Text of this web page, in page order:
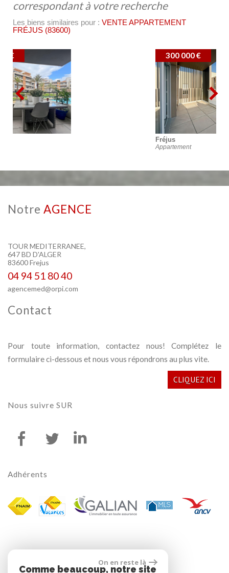
correspondant à votre recherche
Les biens similaires pour : VENTE APPARTEMENT
FRÉJUS (83600)
notre AGENCE
TOUR MEDITERRANEE,
647 BD D'ALGER
83600 Frejus
04 94 51 80 40
agencemed@orpi.com
contact
Pour toute information, contactez nous! Complétez le
formulaire ci-dessous et nous vous répondrons au plus vite.
CLIQUEZ ICI
nous suivre SUR
adhérents
On en reste là
Comme beaucoup, notre site